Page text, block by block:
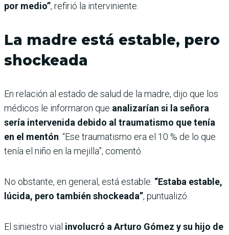
por medio”, refirió la interviniente.
La madre está estable, pero
shockeada
En relación al estado de salud de la madre, dijo que los
médicos le informaron que analizarían si la señora
sería intervenida debido al traumatismo que tenía
en el mentón. “Ese traumatismo era el 10 % de lo que
tenía el niño en la mejilla”, comentó.
No obstante, en general, está estable. “Estaba estable,
lúcida, pero también shockeada”, puntualizó.
El siniestro vial involucró a Arturo Gómez y su hijo de